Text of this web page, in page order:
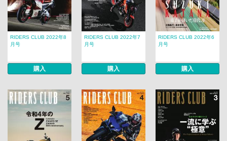
RIDERS CLUB 2022年8
月号
購入
RIDERS CLUB 2022年7
月号
購入
RIDERS CLUB 2022年6
月号
購入